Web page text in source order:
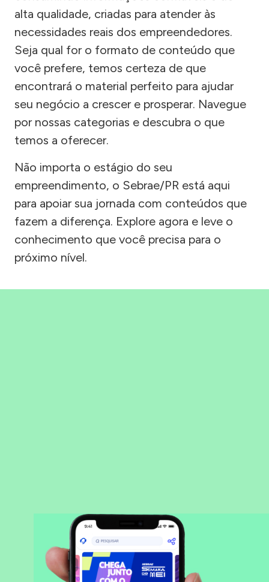
alta qualidade, criadas para atender às
necessidades reais dos empreendedores.
Seja qual for o formato de conteúdo que
você prefere, temos certeza de que
encontrará o material perfeito para ajudar
seu negócio a crescer e prosperar. Navegue
por nossas categorias e descubra o que
temos a oferecer.
Não importa o estágio do seu
empreendimento, o Sebrae/PR está aqui
para apoiar sua jornada com conteúdos que
fazem a diferença. Explore agora e leve o
conhecimento que você precisa para o
próximo nível.